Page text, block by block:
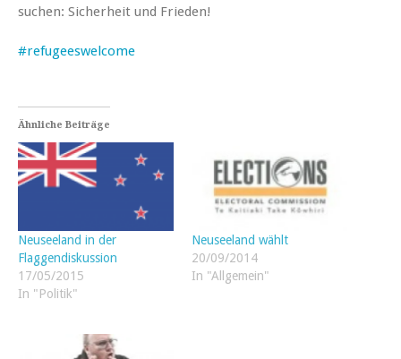
suchen: Sicherheit und Frieden!
#refugeeswelcome
Ähnliche Beiträge
Neuseeland in der
Flaggendiskussion
17/05/2015
In "Politik"
Neuseeland wählt
20/09/2014
In "Allgemein"